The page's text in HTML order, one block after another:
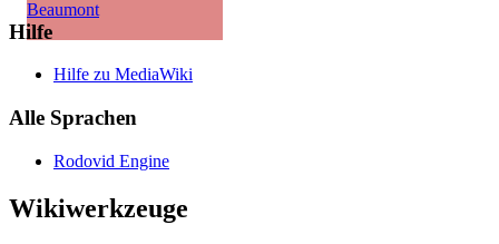
Beaumont
Hilfe
Hilfe zu MediaWiki
Alle Sprachen
Rodovid Engine
Wikiwerkzeuge